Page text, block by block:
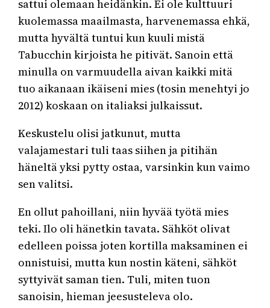
sattui olemaan heidänkin. Ei ole kulttuuri
kuolemassa maailmasta, harvenemassa ehkä,
mutta hyvältä tuntui kun kuuli mistä
Tabucchin kirjoista he pitivät. Sanoin että
minulla on varmuudella aivan kaikki mitä
tuo aikanaan ikäiseni mies (tosin menehtyi jo
2012) koskaan on italiaksi julkaissut.
Keskustelu olisi jatkunut, mutta
valajamestari tuli taas siihen ja pitihän
häneltä yksi pytty ostaa, varsinkin kun vaimo
sen valitsi.
En ollut pahoillani, niin hyvää työtä mies
teki. Ilo oli hänetkin tavata. Sähköt olivat
edelleen poissa joten kortilla maksaminen ei
onnistuisi, mutta kun nostin käteni, sähköt
syttyivät saman tien. Tuli, miten tuon
sanoisin, hieman jeesusteleva olo.